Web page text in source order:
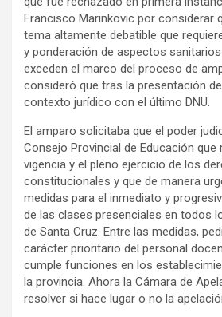
Francisco Marinkovic por considerar
tema altamente debatible que
y ponderación de aspectos
exceden el marco del proceso de
consideró que tras la presentación
contexto jurídico con el último DNU.
El amparo solicitaba que el poder
Consejo Provincial de Educación que
vigencia y el pleno ejercicio de los
constitucionales y que de manera
medidas para el inmediato y
de las clases presenciales en todos
de Santa Cruz. Entre las medidas,
carácter prioritario del personal
cumple funciones en los
la provincia. Ahora la Cámara de
resolver si hace lugar o no la